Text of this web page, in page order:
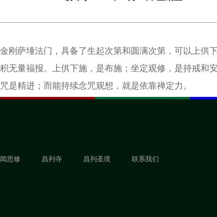
金刚萨埵法门，具备了生起次第和圆满次第，可以上供
积无量福报。上供下施，是布施；坐定观修，是持戒和
咒是精进；而能持续念咒观想，就是依靠禅定力。
闻思修 昌列寺 昌列圣境 联系我们